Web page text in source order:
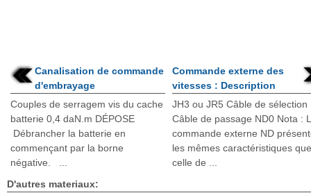
Canalisation de commande
d'embrayage
Couples de serragem vis du cache
batterie 0,4 daN.m DÉPOSE
Débrancher la batterie en
commençant par la borne
négative. ...
Commande externe des
vitesses : Description
JH3 ou JR5 Câble de sélection
Câble de passage ND0 Nota :
commande externe ND
les mêmes caractéristiques
celle de ...
D'autres materiaux: